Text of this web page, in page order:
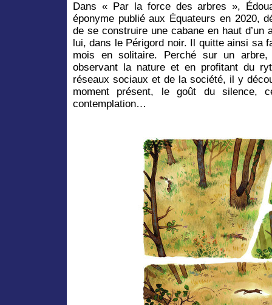
Dans « Par la force des arbres »,
éponyme publié aux Équateurs en 2020,
de se construire une cabane en haut d’un
lui, dans le Périgord noir. Il quitte ainsi sa
mois en solitaire. Perché sur un
observant la nature et en profitant du
réseaux sociaux et de la société, il y
moment présent, le goût du silence,
contemplation…